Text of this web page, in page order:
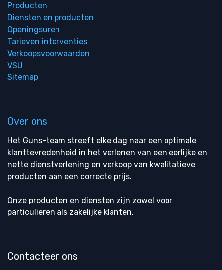
Producten
Diensten en producten
Openingsuren
Tarieven interventies
Verkoopsvoorwaarden
VSU
Sitemap
Over ons
Het Guns-team streeft elke dag naar een optimale
klanttevredenheid in het verlenen van een eerlijke en
nette dienstverlening en verkoop van kwalitatieve
producten aan een correcte prijs.
Onze producten en diensten zijn zowel voor
particulieren als zakelijke klanten.
Contacteer ons